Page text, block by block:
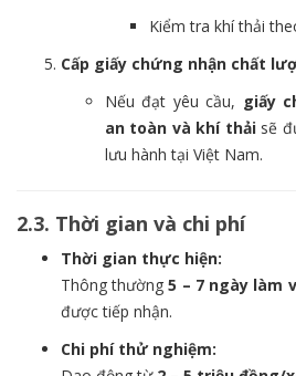
Kiểm tra khí thải
Cấp giấy chứng nhận chất
Nếu đạt yêu cầu, giấy
an toàn và khí thảisẽ
lưu hành tại Việt Nam.
2.3. Thời gian và chi phí
Thời gian thực hiện:
Thông thường5 – 7 ngày làm
được tiếp nhận.
Chi phí thử nghiệm: